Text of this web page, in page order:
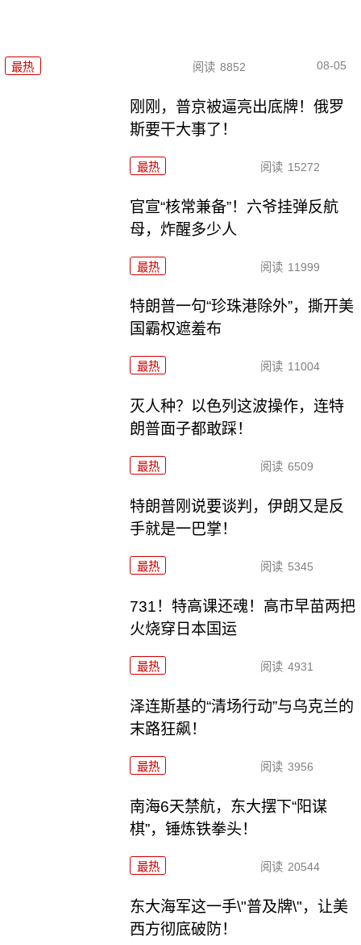
最热 阅读 8852 08-05
刚刚，普京被逼亮出底牌！俄罗
斯要干大事了！
最热 阅读 15272
官宣“核常兼备”！六爷挂弹反航
母，炸醒多少人
最热 阅读 11999
特朗普一句“珍珠港除外”，撕开美
国霸权遮羞布
最热 阅读 11004
灭人种？以色列这波操作，连特
朗普面子都敢踩！
最热 阅读 6509
特朗普刚说要谈判，伊朗又是反
手就是一巴掌！
最热 阅读 5345
731！特高课还魂！高市早苗两把
火烧穿日本国运
最热 阅读 4931
泽连斯基的“清场行动”与乌克兰的
末路狂飙！
最热 阅读 3956
南海6天禁航，东大摆下“阳谋
棋”，锤炼铁拳头！
最热 阅读 20544
东大海军这一手\"普及牌\"，让美
西方彻底破防！